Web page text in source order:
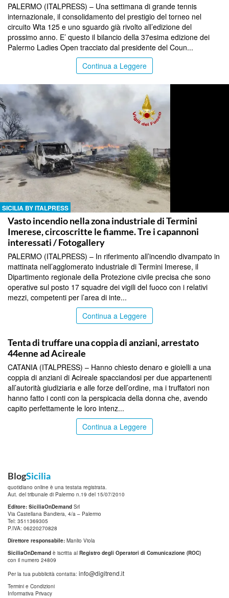
PALERMO (ITALPRESS) – Una settimana di grande tennis
internazionale, il consolidamento del prestigio del torneo nel
circuito Wta 125 e uno sguardo già rivolto all’edizione del
prossimo anno. E’ questo il bilancio della 37esima edizione dei
Palermo Ladies Open tracciato dal presidente del Coun...
Continua a Leggere
SICILIA BY ITALPRESS
Vasto incendio nella zona industriale di Termini
Imerese, circoscritte le fiamme. Tre i capannoni
interessati / Fotogallery
PALERMO (ITALPRESS) – In riferimento all’incendio divampato in
mattinata nell’agglomerato industriale di Termini Imerese, il
Dipartimento regionale della Protezione civile precisa che sono
operative sul posto 17 squadre dei vigili del fuoco con i relativi
mezzi, competenti per l’area di inte...
Continua a Leggere
Tenta di truffare una coppia di anziani, arrestato
44enne ad Acireale
CATANIA (ITALPRESS) – Hanno chiesto denaro e gioielli a una
coppia di anziani di Acireale spacciandosi per due appartenenti
all’autorità giudiziaria e alle forze dell’ordine, ma i truffatori non
hanno fatto i conti con la perspicacia della donna che, avendo
capito perfettamente le loro intenz...
Continua a Leggere
BlogSicilia
quotidiano online è una testata registrata.
Aut. del tribunale di Palermo n.19 del 15/07/2010
Editore: SiciliaOnDemand Srl
Via Castellana Bandiera, 4/a – Palermo
Tel: 3511369305
P.IVA: 06220270828
Direttore responsabile: Manlio Viola
SiciliaOnDemand è iscritta al Registro degli Operatori di Comunicazione (ROC)
con il numero 24809
Per la tua pubblicità contatta: info@digitrend.it
Termini e Condizioni
Informativa Privacy